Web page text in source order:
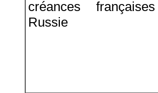
créances
Russie